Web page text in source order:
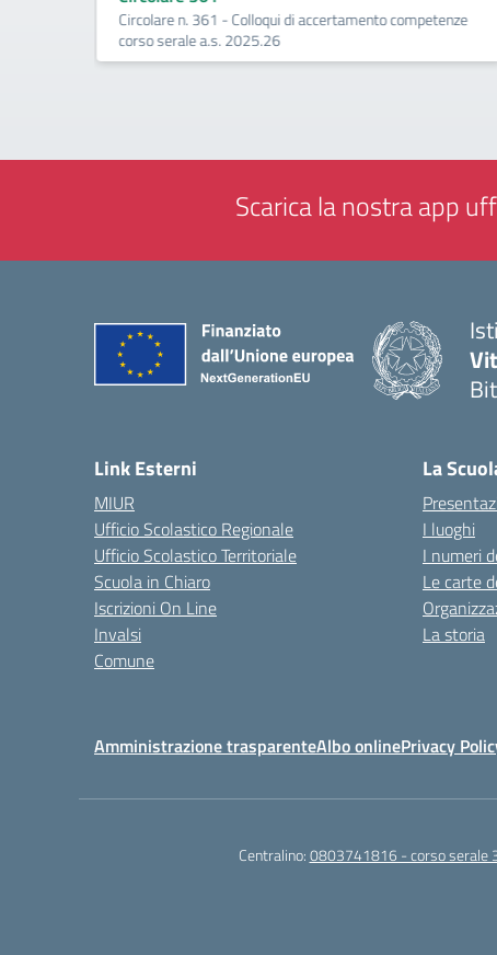
Circolare n. 361 - Colloqui di accertamento competenze
corso serale a.s. 2025.26
Scarica la nostra app
Link Esterni
MIUR
Ufficio Scolastico Regionale
Ufficio Scolastico Territoriale
Scuola in Chiaro
Iscrizioni On Line
Invalsi
Comune
La
I luoghi
I numeri
Le carte
La storia
Amministrazione trasparenteAlbo onlinePrivacy
Centralino:0803741816 - corso serale